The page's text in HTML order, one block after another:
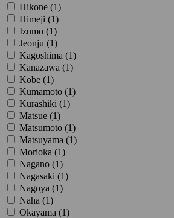
Hikone (1)
Himeji (1)
Izumo (1)
Jeonju (1)
Kagoshima (1)
Kanazawa (1)
Kobe (1)
Kumamoto (1)
Kurashiki (1)
Matsue (1)
Matsumoto (1)
Matsuyama (1)
Morioka (1)
Nagano (1)
Nagasaki (1)
Nagoya (1)
Naha (1)
Okayama (1)